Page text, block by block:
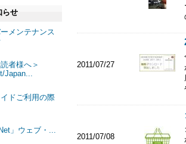
らせ
メンテナンス
者様へ＞
Japan...
ドご利用の際
」ウェブ・...
2011/07/27
2011/07/08